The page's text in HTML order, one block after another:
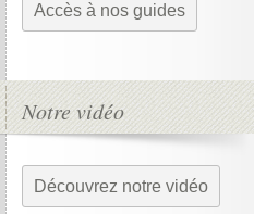
Accès à nos guides
Notre vidéo
Découvrez notre vidéo